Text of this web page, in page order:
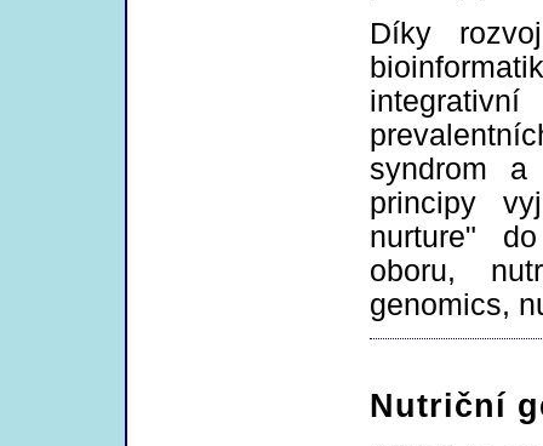
Díky
syndrom a
principy
nurture"
oboru,
genomics,
Nutriční